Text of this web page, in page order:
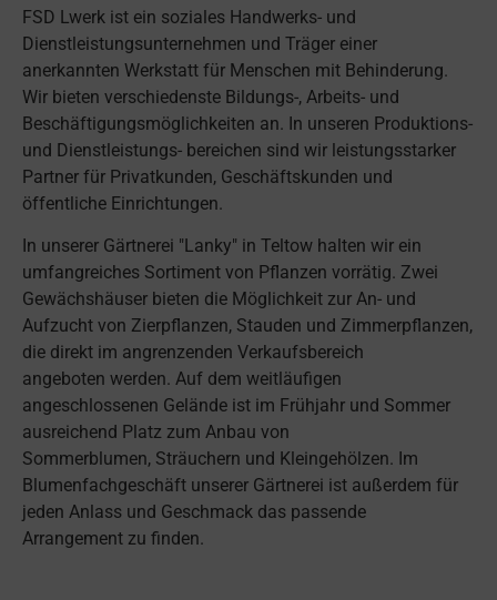
FSD Lwerk ist ein soziales Handwerks- und
Dienstleistungsunternehmen und Träger einer
anerkannten Werkstatt für Menschen mit Behinderung.
Wir bieten verschiedenste Bildungs-, Arbeits- und
Beschäftigungsmöglichkeiten an. In unseren Produktions-
und Dienstleistungs- bereichen sind wir leistungsstarker
Partner für Privatkunden, Geschäftskunden und
öffentliche Einrichtungen.
In unserer Gärtnerei "Lanky" in Teltow halten wir ein
umfangreiches Sortiment von Pflanzen vorrätig. Zwei
Gewächshäuser bieten die Möglichkeit zur An- und
Aufzucht von Zierpflanzen, Stauden und Zimmerpflanzen,
die direkt im angrenzenden Verkaufsbereich
angeboten werden. Auf dem weitläufigen
angeschlossenen Gelände ist im Frühjahr und Sommer
ausreichend Platz zum Anbau von
Sommerblumen, Sträuchern und Kleingehölzen. Im
Blumenfachgeschäft unserer Gärtnerei ist außerdem für
jeden Anlass und Geschmack das passende
Arrangement zu finden.